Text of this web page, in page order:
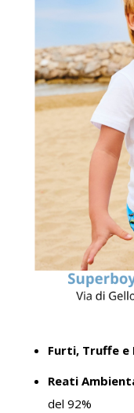
Furti, Truffe e
Reati
del 92%